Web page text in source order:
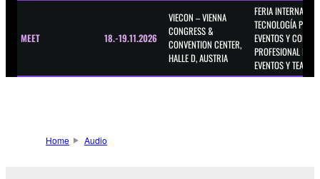
MEET 18.-19.11.2026
VIECON – VIENNA
CONGRESS &
CONVENTION CENTER,
HALLE D, AUSTRIA
FERIA
TECNOLOGÍA PARA
EVENTOS Y
PROFESIONAL PARA
EVENTOS Y TEATRO.
Home Audio